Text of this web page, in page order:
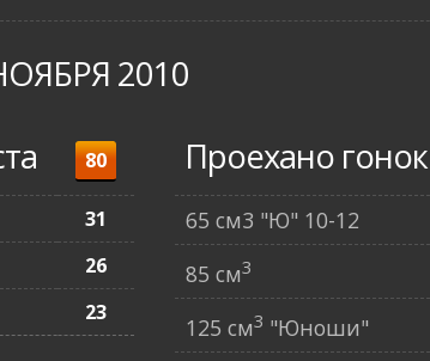
2010
80
31
26
23
Проехано гонок
65 см3 "Ю" 10-12
85 см3
125 см3 "Юноши"